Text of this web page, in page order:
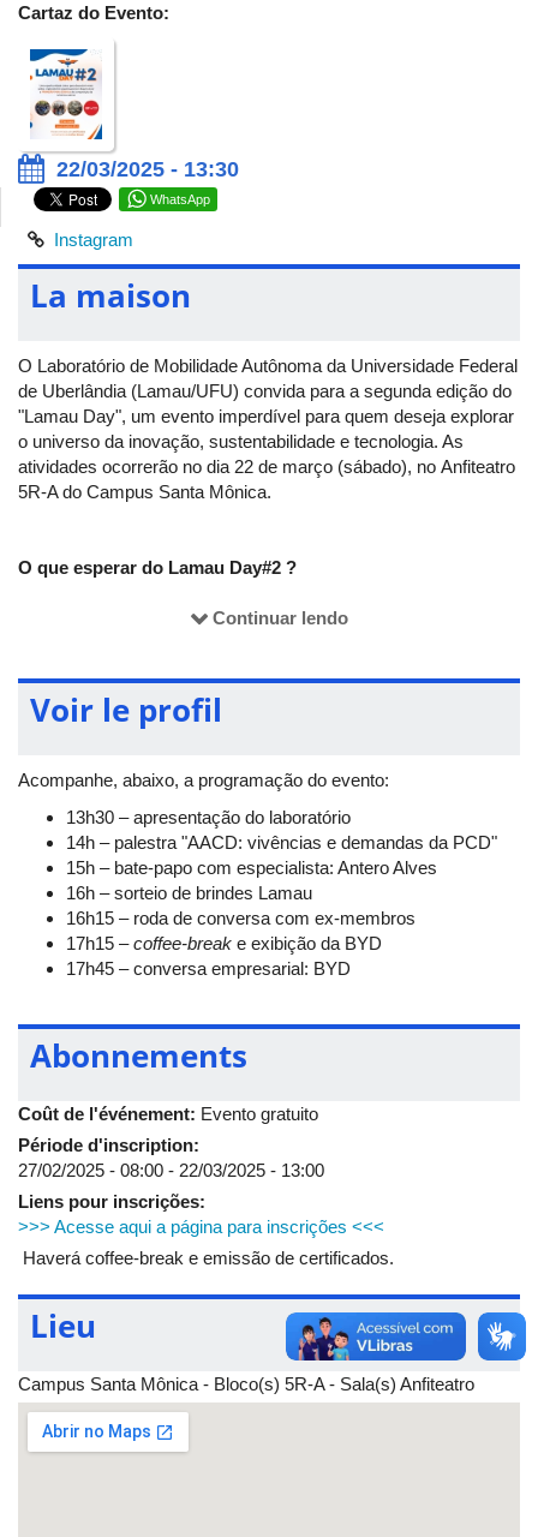
Cartaz do Evento:
22/03/2025 - 13:30
WhatsApp
Instagram
La maison
O Laboratório de Mobilidade Autônoma da Universidade Federal
de Uberlândia (Lamau/UFU) convida para a segunda edição do
"Lamau Day", um evento imperdível para quem deseja explorar
o universo da inovação, sustentabilidade e tecnologia. As
atividades ocorrerão no dia 22 de março (sábado), no Anfiteatro
5R-A do Campus Santa Mônica.
O que esperar do Lamau Day#2 ?
compartilhar conhecimentos sobre temas como Veículos
de Trabalho.
Networking: conecte-se com profissionais e entusiastas
da área, troque ideias e expanda sua rede de contatos.
veículo elétrico da BYD, uma das líderes mundiais em
mobilidade sustentável.
Certificado de participação: todos os participantes
receberão um certificado para comprovar sua presença
no evento.
Coffee-break
: aproveite um momento de descontração
com um delicioso
coffee-break
Continuar lendo
Voir le profil
Acompanhe, abaixo, a programação do evento:
13h30 – apresentação do laboratório
14h – palestra "AACD: vivências e demandas da PCD"
15h – bate-papo com especialista: Antero Alves
16h – sorteio de brindes Lamau
16h15 – roda de conversa com ex-membros
17h15 –coffee-break e exibição da BYD
17h45 – conversa empresarial: BYD
Abonnements
Coût de l'événement: Evento gratuito
Période d'inscription:
27/02/2025 - 08:00 - 22/03/2025 - 13:00
Liens pour inscrições:
>>> Acesse aqui a página para inscrições <<<
Haverá coffee-break e emissão de certificados.
Lieu
Campus Santa Mônica - Bloco(s) 5R-A - Sala(s) Anfiteatro